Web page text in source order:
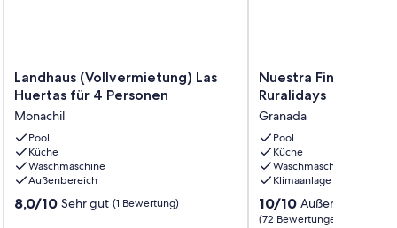
Landhaus
(Vollvermietung)
Huertas
für
4
Personen
Monachil
Landhaus (Vollvermietung) Las
Huertas für 4 Personen
Monachil
Pool
Küche
Waschmaschine
Außenbereich
8.0
8,0/10 Sehr gut (1 Bewertung)
Nuestra
Finca
Órgiva
by
Ruralidays
Granada
Nuestra Finca Rural
Ruralidays
Granada
Pool
Küche
Waschmaschine
Klimaanlage
10.0
von
10/10
(72 Bewertungen)